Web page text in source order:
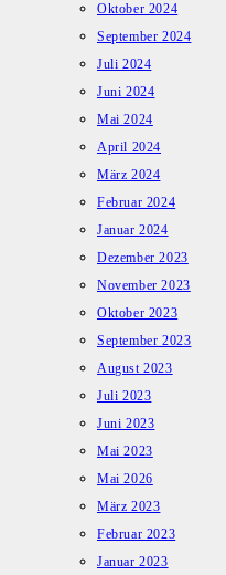
Oktober 2024
September 2024
Juli 2024
Juni 2024
Mai 2024
April 2024
März 2024
Februar 2024
Januar 2024
Dezember 2023
November 2023
Oktober 2023
September 2023
August 2023
Juli 2023
Juni 2023
Mai 2023
Mai 2026
März 2023
Februar 2023
Januar 2023